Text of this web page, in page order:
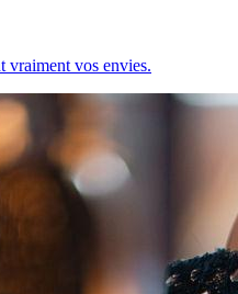
vraiment vos envies.